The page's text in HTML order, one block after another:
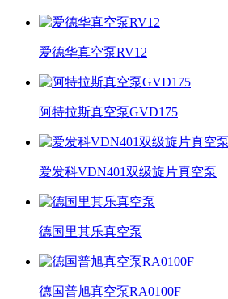
爱德华真空泵RV12
阿特拉斯真空泵GVD175
爱发科VDN401双级旋片真空泵
德国里其乐真空泵
德国普旭真空泵RA0100F